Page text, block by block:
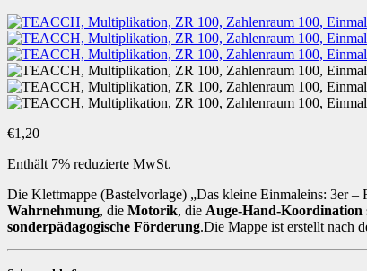
€1,20
Enthält 7% reduzierte MwSt.
Die Klettmappe (Bastelvorlage) „Das kleine Einmaleins: 3er –
Wahrnehmung, die Motorik, die Auge-Hand-Koordination
sonderpädagogische Förderung.Die Mappe ist erstellt nach